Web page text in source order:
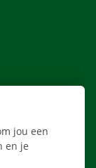
jou een
en je